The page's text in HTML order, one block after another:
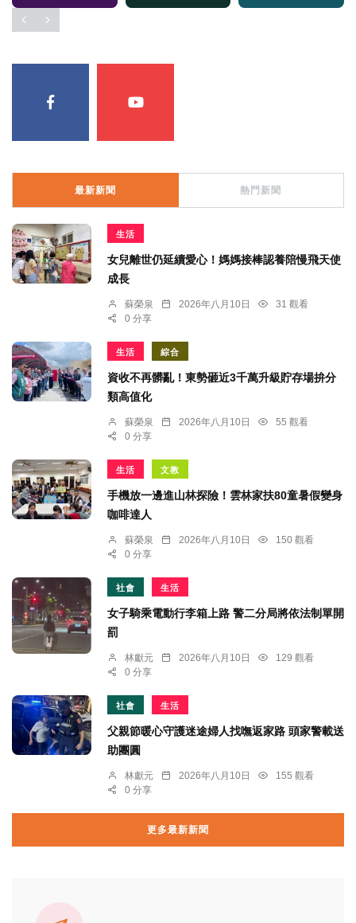
最新新聞 熱門新聞
生活
女兒離世仍延續愛心！媽媽接棒認養陪慢飛天使
成長
蘇榮泉 2026年八月10日
31 觀看
0 分享
生活 綜合
資收不再髒亂！東勢砸近3千萬升級貯存場拚分
類高值化
蘇榮泉 2026年八月10日
55 觀看
0 分享
生活 文教
手機放一邊進山林探險！雲林家扶80童暑假變身
咖啡達人
蘇榮泉 2026年八月10日
150 觀看
0 分享
社會 生活
女子騎乘電動行李箱上路 警二分局將依法制單開
罰
林獻元 2026年八月10日
129 觀看
0 分享
社會 生活
父親節暖心守護迷途婦人找嘸返家路 頭家警載送
助團圓
林獻元 2026年八月10日
155 觀看
0 分享
更多最新新聞